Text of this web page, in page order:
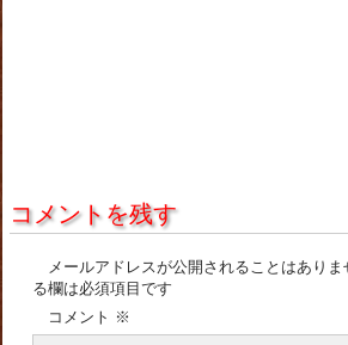
コメントを残す
メールアドレスが公開されることはありま
る欄は必須項目です
コメント ※